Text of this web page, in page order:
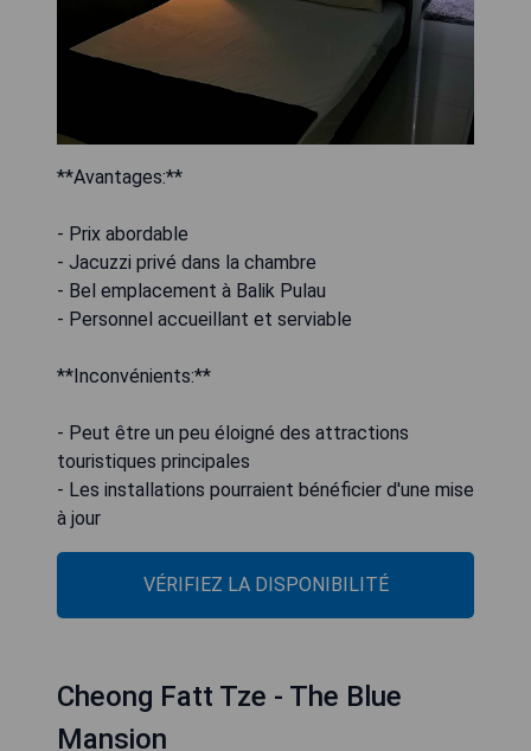
**Avantages:**
- Prix abordable
- Jacuzzi privé dans la chambre
- Bel emplacement à Balik Pulau
- Personnel accueillant et serviable
**Inconvénients:**
- Peut être un peu éloigné des attractions
touristiques principales
- Les installations pourraient bénéficier d'une mise
à jour
VÉRIFIEZ LA DISPONIBILITÉ
Cheong Fatt Tze - The Blue
Mansion